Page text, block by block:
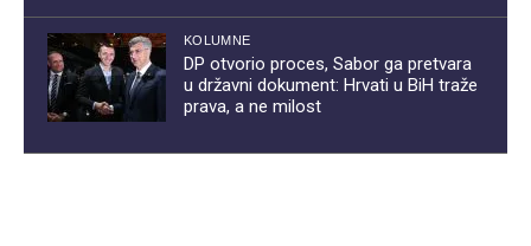
KOLUMNE
DP otvorio proces, Sabor ga pretvara
u državni dokument: Hrvati u BiH traže
prava, a ne milost